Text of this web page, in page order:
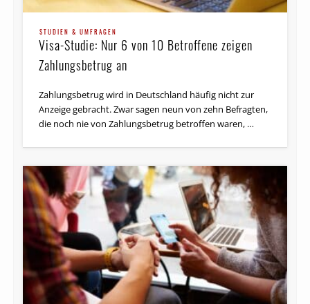
STUDIEN & UMFRAGEN
Visa-Studie: Nur 6 von 10 Betroffene zeigen
Zahlungsbetrug an
Zahlungsbetrug wird in Deutschland häufig nicht zur
Anzeige gebracht. Zwar sagen neun von zehn Befragten,
die noch nie von Zahlungsbetrug betroffen waren, …